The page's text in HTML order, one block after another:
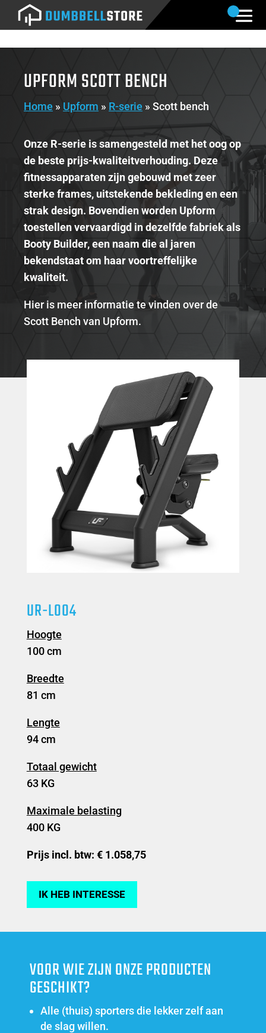
UPFORM SCOTT BENCH
Home » Upform » R-serie » Scott bench
Onze R-serie is samengesteld met het oog op
de beste prijs-kwaliteitverhouding. Deze
fitnessapparaten zijn gebouwd met zeer
sterke frames, uitstekende bekleding en een
strak design. Bovendien worden Upform
toestellen vervaardigd in dezelfde fabriek als
Booty Builder, een naam die al jaren
bekendstaat om haar voortreffelijke
kwaliteit.
Hier is meer informatie te vinden over de
Scott Bench van Upform.
UR-L004
Hoogte
100 cm
Breedte
81 cm
Lengte
94 cm
Totaal gewicht
63 KG
Maximale belasting
400 KG
Prijs incl. btw: € 1.058,75
IK HEB INTERESSE
VOOR WIE ZIJN ONZE PRODUCTEN
GESCHIKT?
Alle (thuis) sporters die lekker zelf aan
de slag willen.